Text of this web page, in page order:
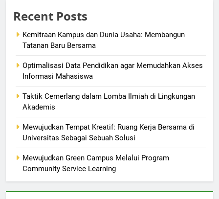
Recent Posts
Kemitraan Kampus dan Dunia Usaha: Membangun
Tatanan Baru Bersama
Optimalisasi Data Pendidikan agar Memudahkan Akses
Informasi Mahasiswa
Taktik Cemerlang dalam Lomba Ilmiah di Lingkungan
Akademis
Mewujudkan Tempat Kreatif: Ruang Kerja Bersama di
Universitas Sebagai Sebuah Solusi
Mewujudkan Green Campus Melalui Program
Community Service Learning